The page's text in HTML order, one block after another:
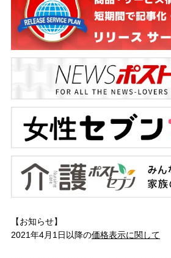
【お知らせ】
2021年4月1日以降の価格表示に関して